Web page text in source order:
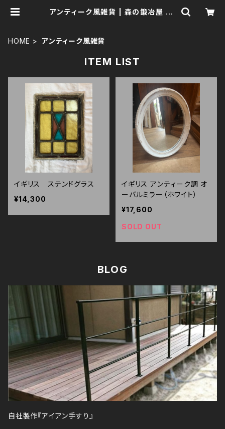
アンティーク風雑貨 | 森の鍛冶屋 Fo
HOME アンティーク風雑貨
ITEM LIST
イギリス ステンドグラス
¥14,300
イギリス アンティーク調 オ
ーバルミラー（ホワイト）
¥17,600
SOLD OUT
BLOG
自社製作『アイアン手すり』